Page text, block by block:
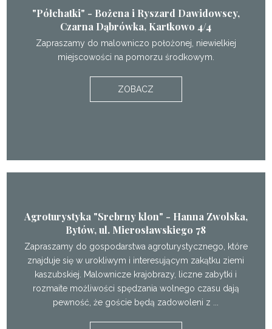
"Półchatki" - Bożena i Ryszard Dawidowscy,
Czarna Dąbrówka, Kartkowo 4/4
Zapraszamy do malowniczo położonej, niewielkiej
miejscowości na pomorzu środkowym.
ZOBACZ
Agroturystyka "Srebrny klon" - Hanna Zwolska,
Bytów, ul. Mierosławskiego 78
Zapraszamy do gospodarstwa agroturystycznego, które
znajduje się w urokliwym i interesującym zakątku ziemi
kaszubskiej. Malownicze krajobrazy, liczne zabytki i
rozmaite możliwości spędzania wolnego czasu dają
pewność, że goście będą zadowoleni z ...